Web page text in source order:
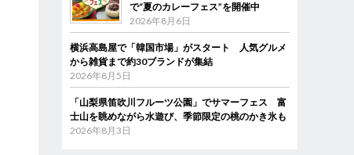
で“夏のカレーフェス”を開催中
2026年8月6日
横浜高島屋で「韓国市場」がスタート 人気グルメ
から雑貨まで約30ブランドが集結
2026年8月5日
「山梨県笛吹川フルーツ公園」でサマーフェス 富
士山を眺めながら水遊び、季節限定の桃のかき氷も
2026年8月3日